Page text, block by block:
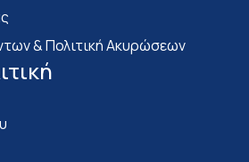
& Πολιτική Ακυρώσεων